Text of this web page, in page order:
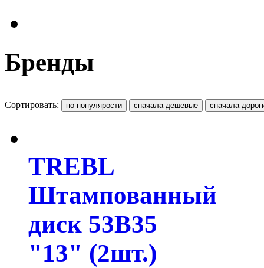
Бренды
Сортировать:
TREBL
Штампованный
диск 53B35
"13" (2шт.)